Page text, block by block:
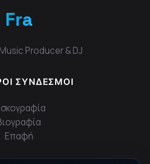
Fra
Producer & DJ
ΣΎΝΔΕΣΜΟΙ
Επαφή